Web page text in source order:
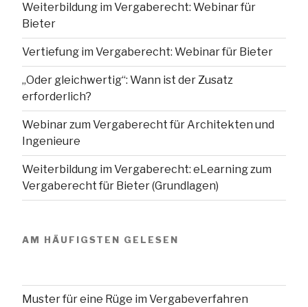
Weiterbildung im Vergaberecht: Webinar für
Bieter
Vertiefung im Vergaberecht: Webinar für Bieter
„Oder gleichwertig“: Wann ist der Zusatz
erforderlich?
Webinar zum Vergaberecht für Architekten und
Ingenieure
Weiterbildung im Vergaberecht: eLearning zum
Vergaberecht für Bieter (Grundlagen)
AM HÄUFIGSTEN GELESEN
Muster für eine Rüge im Vergabeverfahren